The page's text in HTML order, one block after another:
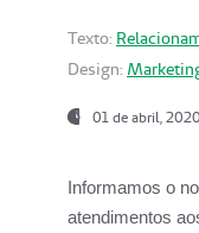
Texto:
Design:
01 de abril, 2020
Informamos o
atendimentos